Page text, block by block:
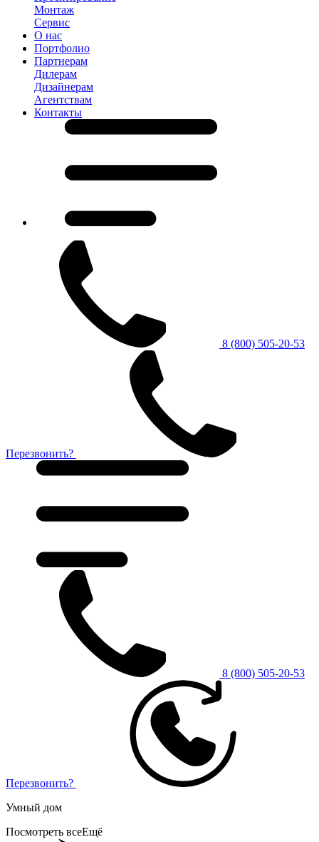
Монтаж
Сервис
О нас
Портфолио
Партнерам
Дилерам
Дизайнерам
Агентствам
Контакты
8 (800) 505-20-53
Перезвонить?
8 (800) 505-20-53
Перезвонить?
Умный дом
Посмотреть всеЕщё